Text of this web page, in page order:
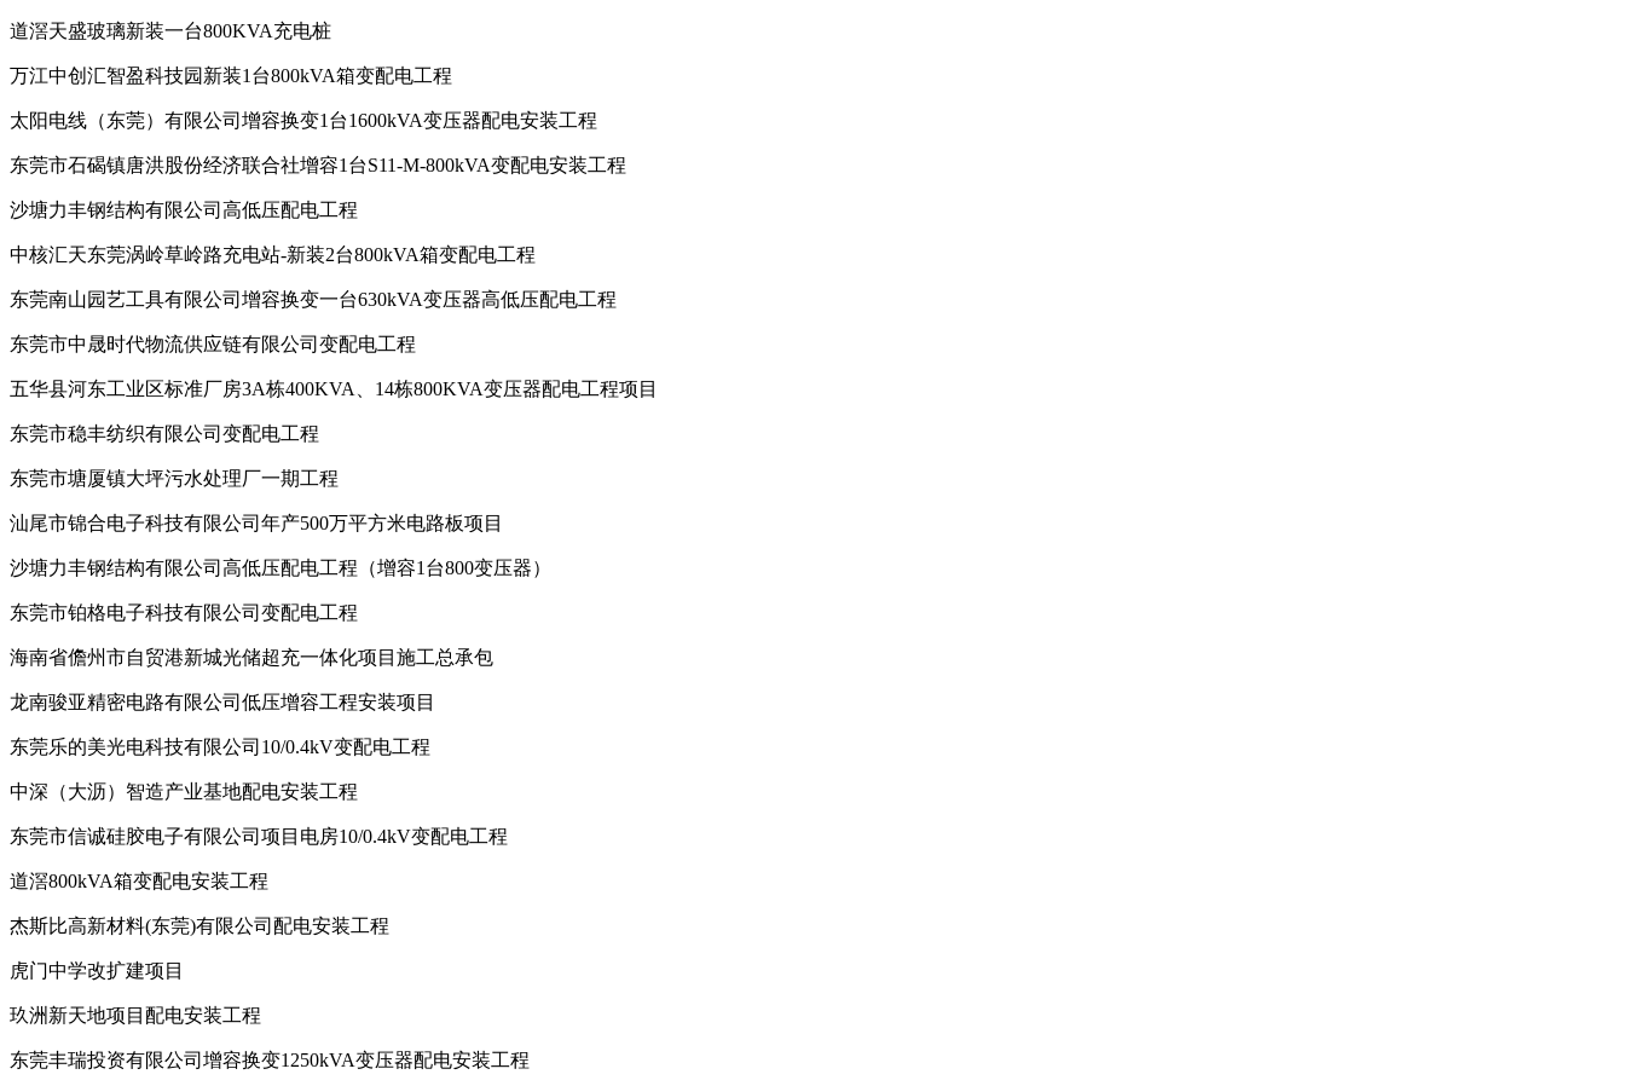
道滘天盛玻璃新装一台800KVA充电桩
万江中创汇智盈科技园新装1台800kVA箱变配电工程
太阳电线（东莞）有限公司增容换变1台1600kVA变压器配电安装工程
东莞市石碣镇唐洪股份经济联合社增容1台S11-M-800kVA变配电安装工程
沙塘力丰钢结构有限公司高低压配电工程
中核汇天东莞涡岭草岭路充电站-新装2台800kVA箱变配电工程
东莞南山园艺工具有限公司增容换变一台630kVA变压器高低压配电工程
东莞市中晟时代物流供应链有限公司变配电工程
五华县河东工业区标准厂房3A栋400KVA、14栋800KVA变压器配电工程项目
东莞市稳丰纺织有限公司变配电工程
东莞市塘厦镇大坪污水处理厂一期工程
汕尾市锦合电子科技有限公司年产500万平方米电路板项目
沙塘力丰钢结构有限公司高低压配电工程（增容1台800变压器）
东莞市铂格电子科技有限公司变配电工程
海南省儋州市自贸港新城光储超充一体化项目施工总承包
龙南骏亚精密电路有限公司低压增容工程安装项目
东莞乐的美光电科技有限公司10/0.4kV变配电工程
中深（大沥）智造产业基地配电安装工程
东莞市信诚硅胶电子有限公司项目电房10/0.4kV变配电工程
道滘800kVA箱变配电安装工程
杰斯比高新材料(东莞)有限公司配电安装工程
虎门中学改扩建项目
玖洲新天地项目配电安装工程
东莞丰瑞投资有限公司增容换变1250kVA变压器配电安装工程